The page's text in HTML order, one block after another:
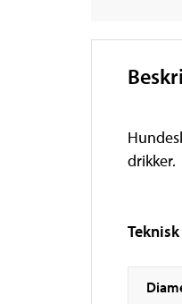
drikker.